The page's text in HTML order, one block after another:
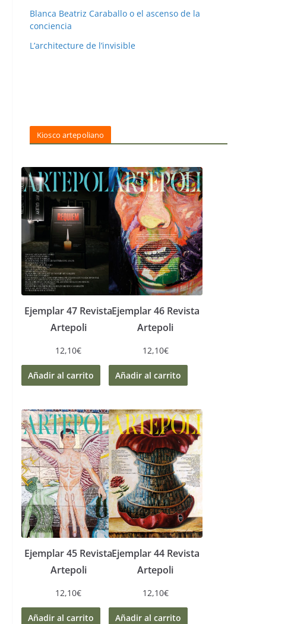
Blanca Beatriz Caraballo o el ascenso de la
conciencia
L’architecture de l’invisible
Kiosco artepoliano
Ejemplar 47 Revista
Artepoli
12,10€
Añadir al carrito
Ejemplar 46 Revista
Artepoli
12,10€
Añadir al carrito
Ejemplar 45 Revista
Artepoli
12,10€
Añadir al carrito
Ejemplar 44 Revista
Artepoli
12,10€
Añadir al carrito